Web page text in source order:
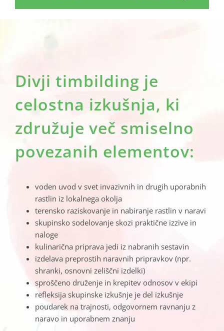
Divji timbilding je
celostna izkušnja, ki
združuje več smiselno
povezanih elementov:
voden uvod v svet invazivnih in drugih uporabnih
rastlin iz lokalnega okolja
terensko raziskovanje in nabiranje rastlin v naravi
skupinsko sodelovanje skozi praktične izzive in
naloge
kulinarična priprava jedi iz nabranih sestavin
izdelava preprostih naravnih pripravkov (npr.
shranki, osnovni zeliščni izdelki)
sproščeno druženje in krepitev odnosov v ekipi
refleksija skupinske izkušnje je del izkušnje
poudarek na trajnosti, odgovornem ravnanju z
naravo in uporabnem znanju